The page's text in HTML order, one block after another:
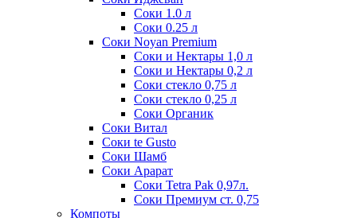
Соки 1.0 л
Соки 0.25 л
Соки Noyan Premium
Соки и Нектары 1,0 л
Соки и Нектары 0,2 л
Соки стекло 0,75 л
Соки стекло 0,25 л
Соки Органик
Соки Витал
Соки te Gusto
Соки Шамб
Соки Арарат
Соки Tetra Pak 0,97л.
Соки Премиум ст. 0,75
Компоты